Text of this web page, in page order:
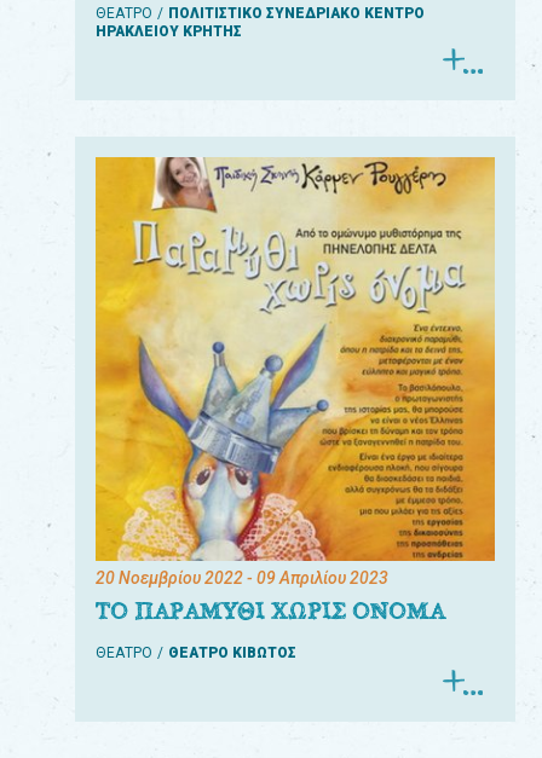
ΘΕΑΤΡΟ
ΠΟΛΙΤΙΣΤΙΚΟ ΣΥΝΕΔΡΙΑΚΟ ΚΕΝΤΡΟ
ΗΡΑΚΛΕΙΟΥ ΚΡΗΤΗΣ
20 Νοεμβρίου 2022- 09 Απριλίου 2023
ΤΟ ΠΑΡΑΜΥΘΙ ΧΩΡΙΣ ΟΝΟΜΑ
ΘΕΑΤΡΟ ΘΕΑΤΡΟ ΚΙΒΩΤΟΣ